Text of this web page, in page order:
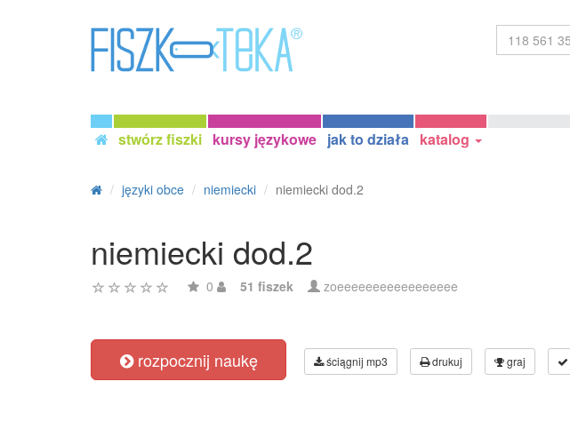
stwórz fiszki kursy językowe jak to działa katalog
języki obce niemiecki niemiecki dod.2
niemiecki dod.2
0 51 fiszek zoeeeeeeeeeeeeeeeee
rozpocznij naukę ściągnij mp3 drukuj graj